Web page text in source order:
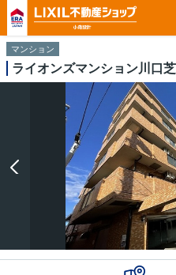
マンション
ライオンズマンション川口